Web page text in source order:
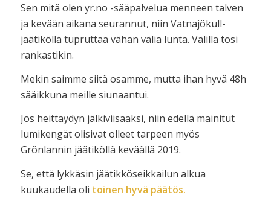
Sen mitä olen yr.no -sääpalvelua menneen talven
ja kevään aikana seurannut, niin Vatnajökull-
jäätiköllä tupruttaa vähän väliä lunta. Välillä tosi
rankastikin.
Mekin saimme siitä osamme, mutta ihan hyvä 48h
sääikkuna meille siunaantui.
Jos heittäydyn jälkiviisaaksi, niin edellä mainitut
lumikengät olisivat olleet tarpeen myös
Grönlannin jäätiköllä keväällä 2019.
Se, että lykkäsin jäätikköseikkailun alkua
kuukaudella oli toinen hyvä päätös.